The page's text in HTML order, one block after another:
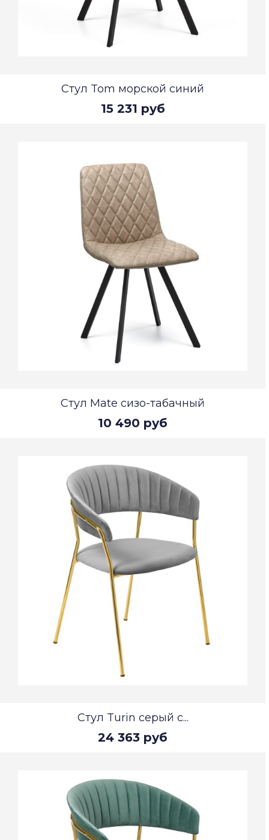
Стул Tom морской синий
15 231 руб
Стул Mate сизо-табачный
10 490 руб
Стул Turin серый с...
24 363 руб